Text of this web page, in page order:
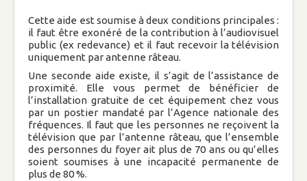
Rentrée spirituelle
La famille : Eglise domestique et cellule
vitale pour transformer le monde
A la St Michel.. « Tout le monde déménage
»
Cette aide est soumise à deux conditions principales :
il faut être exonéré de la contribution à l’audiovisuel
public (ex redevance) et il faut recevoir la télévision
uniquement par antenne râteau.
Une seconde aide existe, il s’agit de l’assistance de
proximité. Elle vous permet de bénéficier de
l’installation gratuite de cet équipement chez vous
par un postier mandaté par l’Agence nationale des
fréquences. Il faut que les personnes ne reçoivent la
télévision que par l’antenne râteau, que l’ensemble
des personnes du foyer ait plus de 70 ans ou qu’elles
soient soumises à une incapacité permanente de
plus de 80 %.